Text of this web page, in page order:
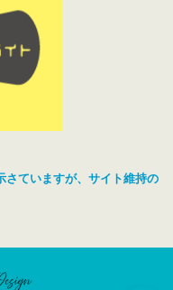
さていますが、サイト維持の